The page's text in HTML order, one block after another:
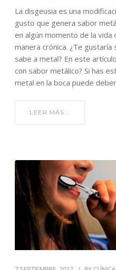
La disgeusia es una
gusto que genera sabor
en algún momento de la
manera crónica. ¿Te
sabe a metal? En este
con sabor metálico? Si has
metal en la boca puede
LEER MÁS...